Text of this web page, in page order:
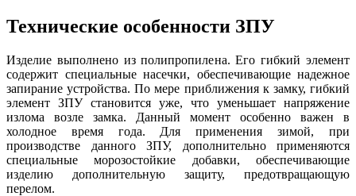
Технические особенности ЗПУ
Изделие выполнено из полипропилена. Его гибкий элемент
содержит специальные насечки, обеспечивающие надежное
запирание устройства. По мере приближения к замку, гибкий
элемент ЗПУ становится уже, что уменьшает напряжение
излома возле замка. Данный момент особенно важен в
холодное время года. Для применения зимой, при
производстве данного ЗПУ, дополнительно применяются
специальные морозостойкие добавки, обеспечивающие
изделию дополнительную защиту, предотвращающую
перелом.